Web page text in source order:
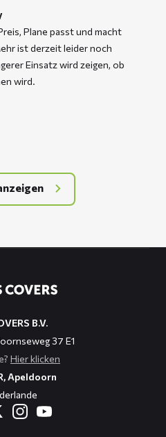
Plane passt und macht
ist derzeit leider noch
Einsatz wird zeigen, ob
wird.
B.V.
37 E1
Hier klicken
Apeldoorn